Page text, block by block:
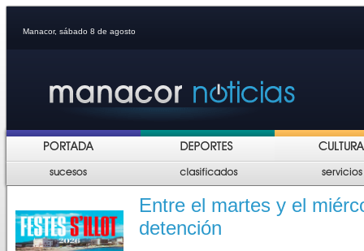
Manacor, sábado 8 de agosto
Entre el martes y el
detención